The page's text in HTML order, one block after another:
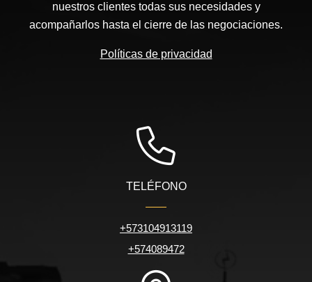
nuestros clientes todas sus necesidades y
acompañarlos hasta el cierre de las negociaciones.
Políticas de privacidad
TELÉFONO
+573104913119
+574089472